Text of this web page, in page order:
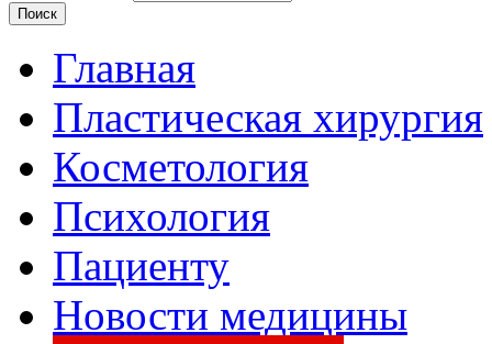
Главная
Пластическая хирургия
Косметология
Психология
Пациенту
Новости медицины